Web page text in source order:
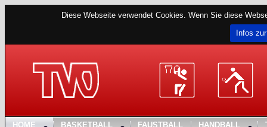
Diese Webseite verwendet Cookies. Wenn Sie diese
Infos
HOME BASKETBALL FAUSTBALL HANDBALL